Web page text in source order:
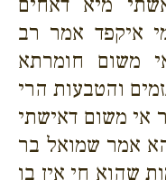
איקפד אמר רב
משום חומרתא
והטבעות הרי
אי משום דאישתי
אמר שמואל בר
שהוא חי אין בו